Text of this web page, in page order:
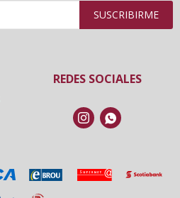
SUSCRIBIRME
REDES SOCIALES
 